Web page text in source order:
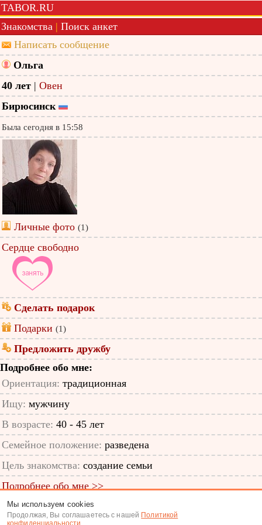
TABOR.RU
Знакомства | Поиск анкет
Написать сообщение
Ольга
40 лет | Овен
Бирюсинск
Была сегодня в 15:58
Личные фото (1)
Сердце свободно
Сделать подарок
Подарки (1)
Предложить дружбу
Подробнее обо мне:
Ориентация: традиционная
Ищу: мужчину
В возрасте: 40 - 45 лет
Семейное положение: разведена
Цель знакомства: создание семьи
Подробнее обо мне >>
ID анкеты: 57148242
Мы используем cookies
Продолжая, Вы соглашаетесь с нашей Политикой
конфиденциальности